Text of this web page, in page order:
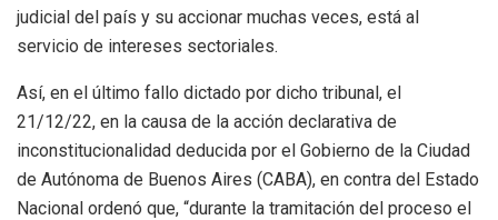
judicial del país y su accionar muchas veces, está al
servicio de intereses sectoriales.
Así, en el último fallo dictado por dicho tribunal, el
21/12/22, en la causa de la acción declarativa de
inconstitucionalidad deducida por el Gobierno de la Ciudad
de Autónoma de Buenos Aires (CABA), en contra del Estado
Nacional ordenó que, “durante la tramitación del proceso el